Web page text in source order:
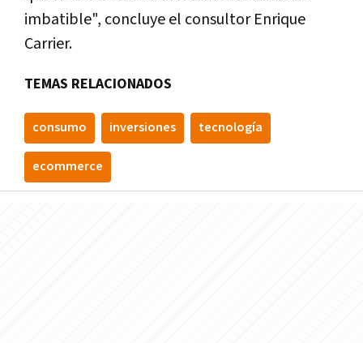
imbatible", concluye el consultor Enrique
Carrier.
TEMAS RELACIONADOS
consumo inversiones tecnologí­a
ecommerce